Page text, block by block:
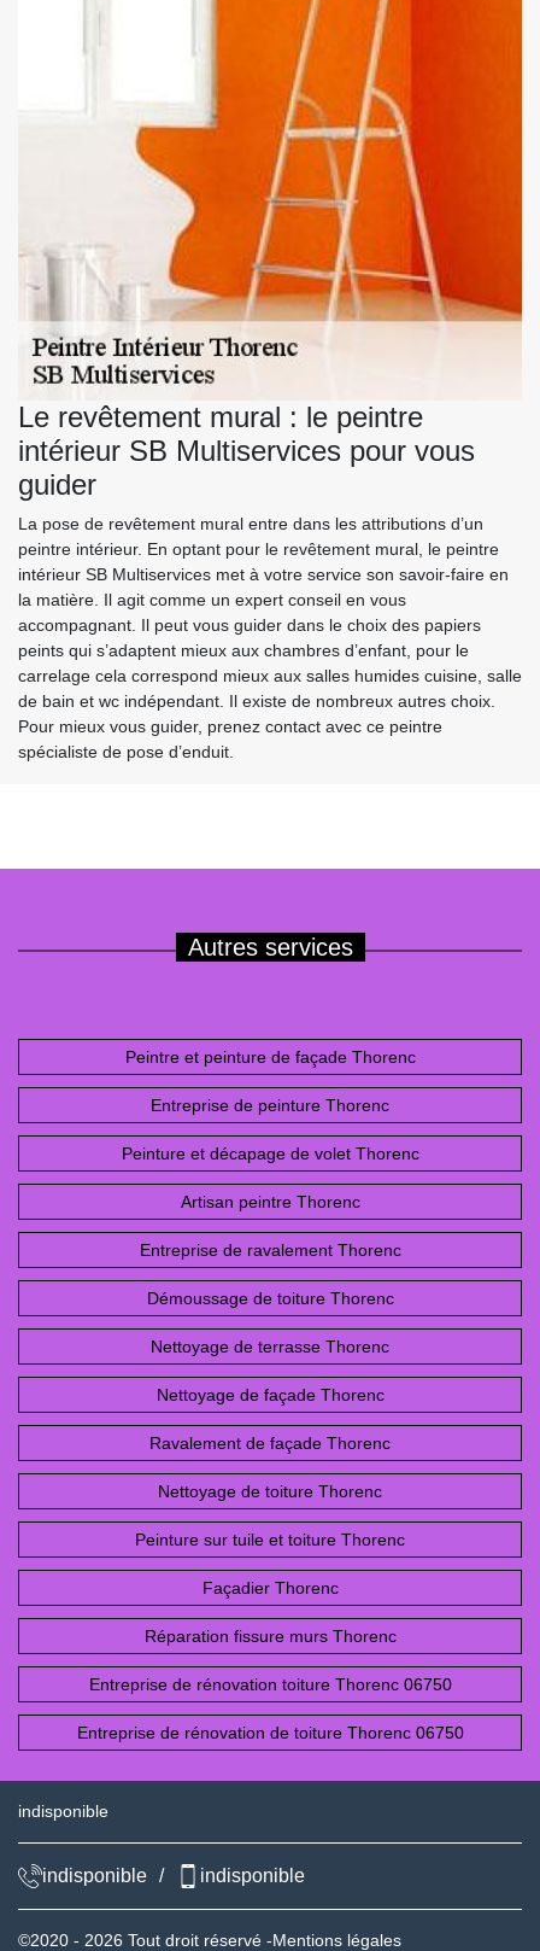
Le revêtement mural : le peintre
intérieur SB Multiservices pour vous
guider
La pose de revêtement mural entre dans les attributions d’un
peintre intérieur. En optant pour le revêtement mural, le peintre
intérieur SB Multiservices met à votre service son savoir-faire en
la matière. Il agit comme un expert conseil en vous
accompagnant. Il peut vous guider dans le choix des papiers
peints qui s’adaptent mieux aux chambres d’enfant, pour le
carrelage cela correspond mieux aux salles humides cuisine, salle
de bain et wc indépendant. Il existe de nombreux autres choix.
Pour mieux vous guider, prenez contact avec ce peintre
spécialiste de pose d’enduit.
Autres services
Peintre et peinture de façade Thorenc
Entreprise de peinture Thorenc
Peinture et décapage de volet Thorenc
Artisan peintre Thorenc
Entreprise de ravalement Thorenc
Démoussage de toiture Thorenc
Nettoyage de terrasse Thorenc
Nettoyage de façade Thorenc
Ravalement de façade Thorenc
Nettoyage de toiture Thorenc
Peinture sur tuile et toiture Thorenc
Façadier Thorenc
Réparation fissure murs Thorenc
Entreprise de rénovation toiture Thorenc 06750
Entreprise de rénovation de toiture Thorenc 06750
indisponible
indisponible / indisponible
©2020 - 2026 Tout droit réservé -Mentions légales